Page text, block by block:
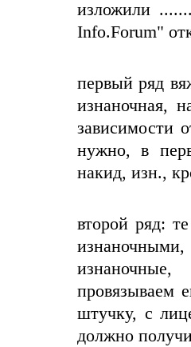
изложили
Info.Forum"
первый ряд
изнаночная,
зависимости
нужно, в
накид, изн.,
второй ряд:
провязываем
штучку, с
должно